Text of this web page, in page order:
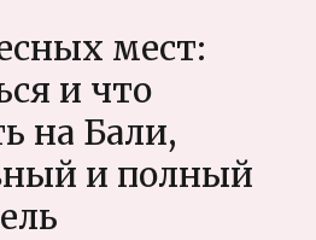
мест:
и что
на Бали,
и полный